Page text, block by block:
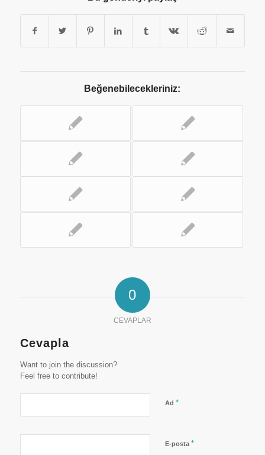
Beğenebilecekleriniz:
0
CEVAPLAR
Cevapla
Want to join the discussion?
Feel free to contribute!
Ad *
E-posta *